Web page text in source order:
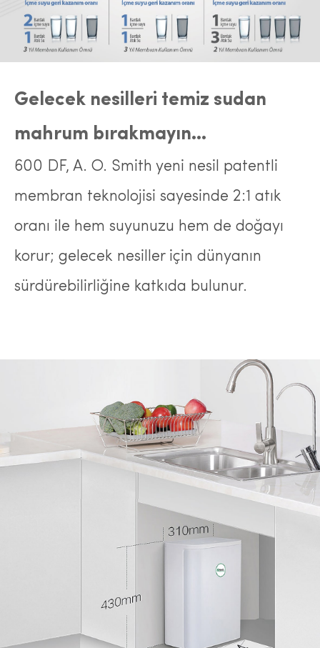
Gelecek nesilleri temiz sudan
mahrum bırakmayın...
600 DF, A. O. Smith yeni nesil patentli
membran teknolojisi sayesinde 2:1 atık
oranı ile hem suyunuzu hem de doğayı
korur; gelecek nesiller için dünyanın
sürdürebilirliğine katkıda bulunur.